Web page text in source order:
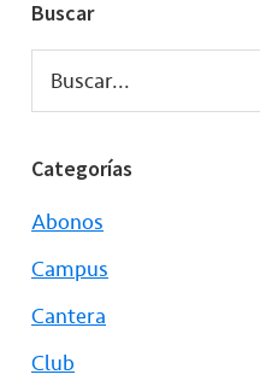
Buscar
Buscar...
Categorías
Abonos
Campus
Cantera
Club